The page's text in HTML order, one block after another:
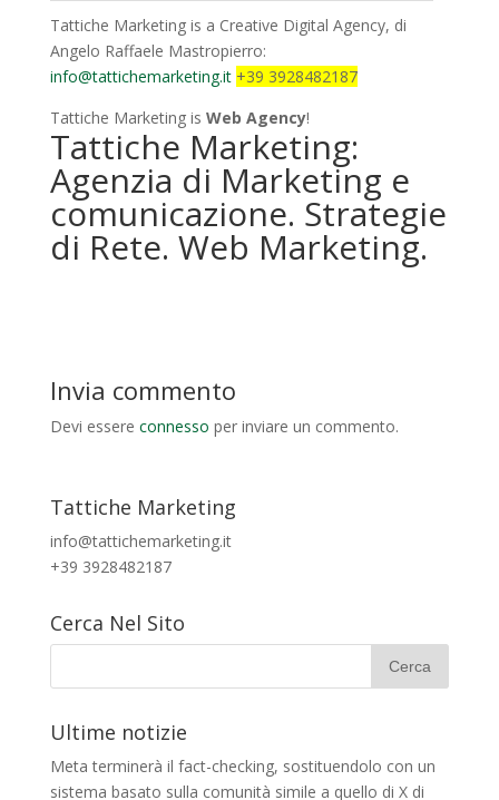
Tattiche Marketing is a Creative Digital Agency, di
Angelo Raffaele Mastropierro:
info@tattichemarketing.it +39 3928482187
Tattiche Marketing is Web Agency!
Tattiche Marketing:
Agenzia di Marketing e
comunicazione. Strategie
di Rete. Web Marketing.
Invia commento
Devi essere connesso per inviare un commento.
Tattiche Marketing
info@tattichemarketing.it
+39 3928482187
Cerca Nel Sito
Ultime notizie
Meta terminerà il fact-checking, sostituendolo con un
sistema basato sulla comunità simile a quello di X di